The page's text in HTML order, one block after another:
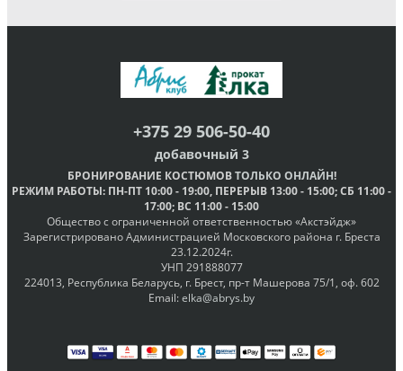
+375 29 506-50-40
добавочный 3
БРОНИРОВАНИЕ КОСТЮМОВТОЛЬКО ОНЛАЙН!
РЕЖИМ РАБОТЫ: ПН-ПТ 10:00 - 19:00, ПЕРЕРЫВ 13:00 - 15:00; СБ 11:00 -
17:00; ВС 11:00 - 15:00
Общество с ограниченной ответственностью «Акстэйдж»
Зарегистрировано Администрацией Московского района г. Бреста
23.12.2024г.
УНП 291888077
224013, Республика Беларусь, г. Брест, пр-т Машерова 75/1, оф. 602
Email:elka@abrys.by